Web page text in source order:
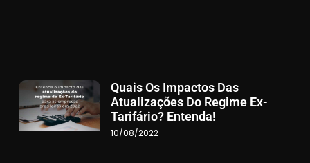
Quais Os Impactos Das
Atualizações Do Regime Ex-
Tarifário? Entenda!
10/08/2022